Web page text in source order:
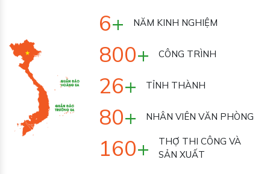
7+ NĂM KINH NGHIỆM
1000 + CÔNG TRÌNH
33+ TỈNH THÀNH
100 +
NHÂN VIÊN VĂN
PHÒNG
200+
THỢ THI CÔNG VÀ
SẢN XUẤT